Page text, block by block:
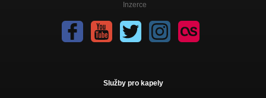
Inzerce
Služby pro kapely